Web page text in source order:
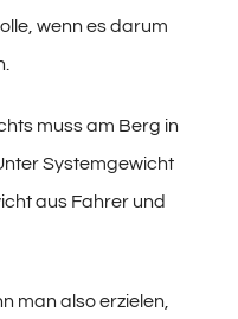
wenn es darum
muss am Berg in
Systemgewicht
aus Fahrer und
man also erzielen,